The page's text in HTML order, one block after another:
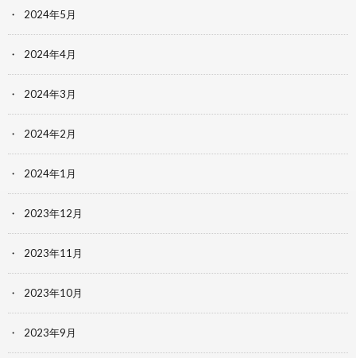
2024年5月
2024年4月
2024年3月
2024年2月
2024年1月
2023年12月
2023年11月
2023年10月
2023年9月